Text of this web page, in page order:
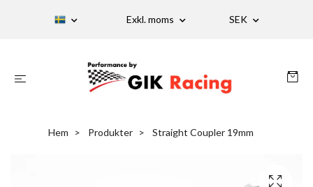
Exkl. moms SEK
Hem Produkter Straight Coupler 19mm